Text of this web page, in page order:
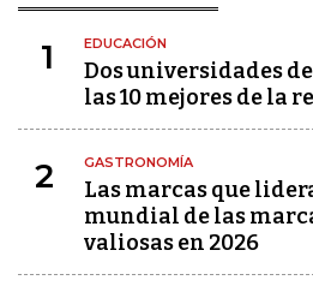
1 EDUCACIÓN
Dos universidades
las 10 mejores de la
2 GASTRONOMÍA
Las marcas que
mundial de las
valiosas en 2026